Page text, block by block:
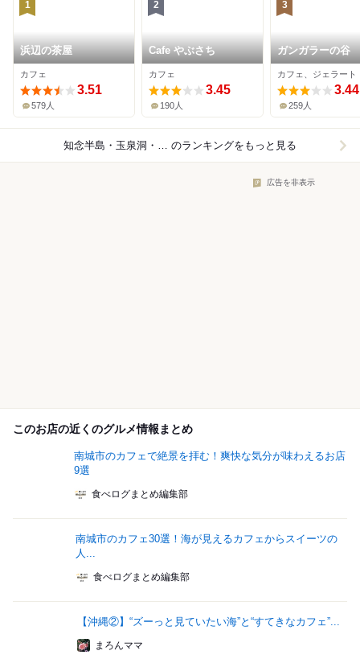
1
浜辺の茶屋
カフェ
3.51
579人
2
Cafe やぶさち
カフェ
3.45
190人
3
ガンガラーの谷
ブカフェ
3.44
259人
知念半島・玉泉洞・中城湾沿岸×カフェ のランキングをもっと見る
広告を非表示
このお店の近くのグルメ情報まとめ
南城市のカフェで絶景を拝む！爽快な気分が味わえるお店
9選
食べログまとめ編集部
南城市のカフェ30選！海が見えるカフェからスイーツの
人...
食べログまとめ編集部
【沖縄②】“ズーっと見ていたい海”と“すてきなカフェ”...
まろんママ